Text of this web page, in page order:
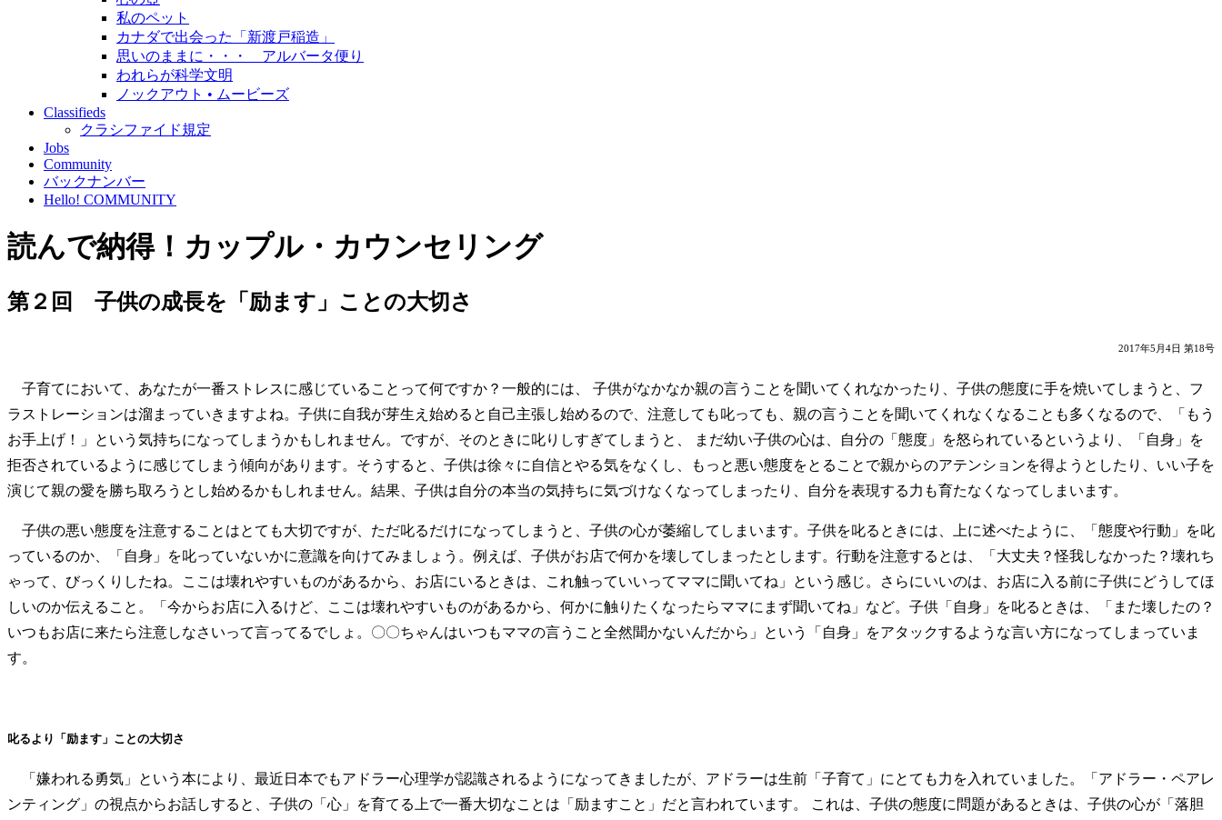
私のペット
カナダで出会った「新渡戸稲造」
思いのままに・・・ アルバータ便り
われらが科学文明
ノックアウト • ムービーズ
Classifieds
クラシファイド規定
Jobs
Community
バックナンバー
Hello! COMMUNITY
読んで納得！カップル・カウンセリング
第２回 子供の成長を「励ます」ことの大切さ
2017年5月4日 第18号
子育てにおいて、あなたが一番ストレスに感じていることって何ですか？一般的には、 子供がなかなか親の言うことを聞いてくれなかったり、子供の態度に手を焼いてしまうと、フ
ラストレーションは溜まっていきますよね。子供に自我が芽生え始めると自己主張し始めるので、注意しても叱っても、親の言うことを聞いてくれなくなることも多くなるので、「もう
お手上げ！」という気持ちになってしまうかもしれません。ですが、そのときに叱りしすぎてしまうと、 まだ幼い子供の心は、自分の「態度」を怒られているというより、「自身」を
拒否されているように感じてしまう傾向があります。そうすると、子供は徐々に自信とやる気をなくし、もっと悪い態度をとることで親からのアテンションを得ようとしたり、いい子を
演じて親の愛を勝ち取ろうとし始めるかもしれません。結果、子供は自分の本当の気持ちに気づけなくなってしまったり、自分を表現する力も育たなくなってしまいます。
子供の悪い態度を注意することはとても大切ですが、ただ叱るだけになってしまうと、子供の心が萎縮してしまいます。子供を叱るときには、上に述べたように、「態度や行動」を叱
っているのか、「自身」を叱っていないかに意識を向けてみましょう。例えば、子供がお店で何かを壊してしまったとします。行動を注意するとは、「大丈夫？怪我しなかった？壊れち
ゃって、びっくりしたね。ここは壊れやすいものがあるから、お店にいるときは、これ触っていいってママに聞いてね」という感じ。さらにいいのは、お店に入る前に子供にどうしてほ
しいのか伝えること。「今からお店に入るけど、ここは壊れやすいものがあるから、何かに触りたくなったらママにまず聞いてね」など。子供「自身」を叱るときは、「また壊したの？
いつもお店に来たら注意しなさいって言ってるでしょ。〇〇ちゃんはいつもママの言うこと全然聞かないんだから」という「自身」をアタックするような言い方になってしまっていま
す。
叱るより「励ます」ことの大切さ
「嫌われる勇気」という本により、最近日本でもアドラー心理学が認識されるようになってきましたが、アドラーは生前「子育て」にとても力を入れていました。「アドラー・ペアレ
ンティング」の視点からお話しすると、子供の「心」を育てる上で一番大切なことは「励ますこと」だと言われています。 これは、子供の態度に問題があるときは、子供の心が「落胆